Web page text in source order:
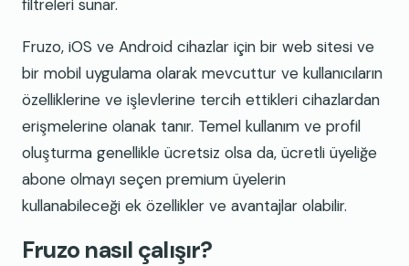
filtreleri sunar.
Fruzo, iOS ve Android cihazlar için bir web sitesi ve
bir mobil uygulama olarak mevcuttur ve kullanıcıların
özelliklerine ve işlevlerine tercih ettikleri cihazlardan
erişmelerine olanak tanır. Temel kullanım ve profil
oluşturma genellikle ücretsiz olsa da, ücretli üyeliğe
abone olmayı seçen premium üyelerin
kullanabileceği ek özellikler ve avantajlar olabilir.
Fruzo nasıl çalışır?